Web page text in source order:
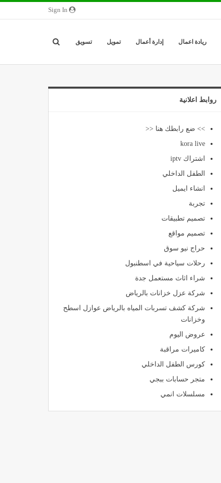
ريادة اعمال إدارة أعمال تمويل تسويق
روابط اعلانية
>> ضع رابطك هنا <<
kora live
اشتراك iptv
الطفل الداخلي
انشاء ايميل
تجربة
تصميم تطبيقات
تصميم مواقع
حراج نيو سوق
رحلات سياحية في اسطنبول
شراء اثاث مستعمل جدة
شركة عزل خزانات بالرياض
شركة كشف تسربات المياه بالرياض عوازل اسطح
وخزانات
عروض اليوم
كاميرات مراقبة
كورس الطفل الداخلي
متجر حسابات ببجي
مسلسلات انمي